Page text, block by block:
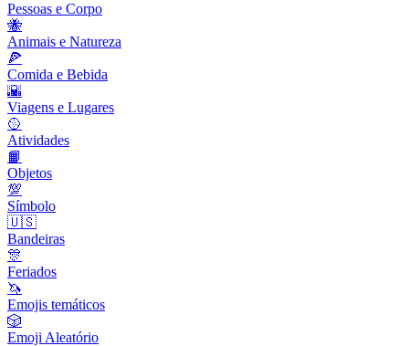
Pessoas e Corpo
🐝
Animais e Natureza
🍕
Comida e Bebida
🌇
Viagens e Lugares
🥎
Atividades
📙
Objetos
💯
Símbolo
🇺🇸
Bandeiras
🎊
Feriados
🦄
Emojis temáticos
🎲
Emoji Aleatório